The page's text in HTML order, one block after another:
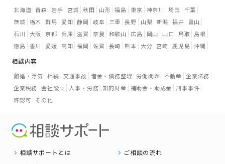
北海道 青森 岩手 宮城 秋田 山形 福島 東京 神奈川 埼玉
千葉
茨城 栃木 群馬 愛知 静岡 岐阜 三重 長野 山梨 新潟 福井
富山
石川
大阪 京都 兵庫 滋賀 奈良 和歌山 広島 岡山 山口 鳥取
島根
徳島 香川 愛媛 高知 福岡 佐賀 長崎 熊本 大分 宮崎 鹿児島 沖縄
相談内容
離婚・浮気 相続 交通事故 借金・債務整理 労働問題 不動産 企業法務
企業税務 会社設立 人事・労務 知的財産 補助金・助成金 刑事事件
許認可 その他
相談サポートとは
ご相談の流れ